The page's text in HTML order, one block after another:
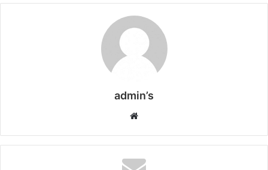
admin’s
b
s